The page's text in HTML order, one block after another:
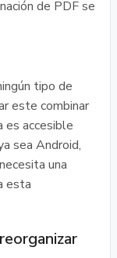
de PDF se
tipo de
este combinar
es accesible
sea Android,
una
esta